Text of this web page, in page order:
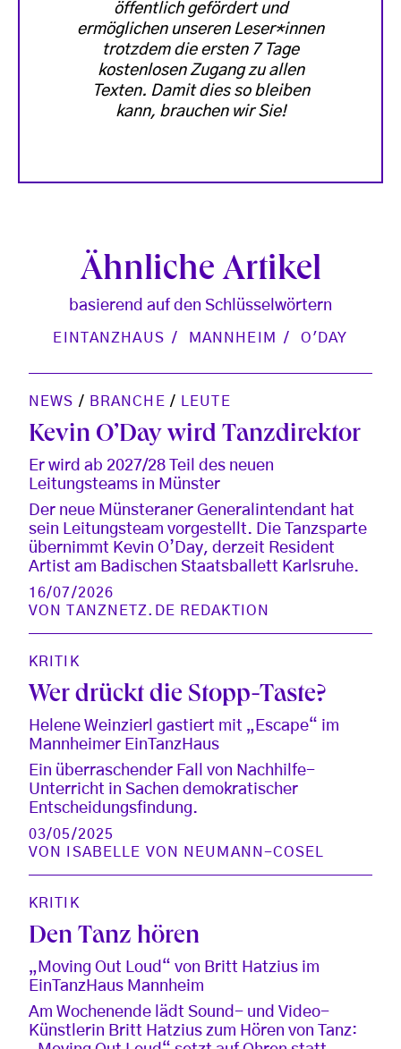
öffentlich gefördert und
ermöglichen unseren Leser*innen
trotzdem die ersten 7 Tage
kostenlosen Zugang zu allen
Texten. Damit dies so bleiben
kann, brauchen wir Sie!
Ähnliche Artikel
basierend auf den Schlüsselwörtern
EINTANZHAUS MANNHEIM O'DAY
NEWS / BRANCHE / LEUTE
Kevin O’Day wird Tanzdirektor
Er wird ab 2027/28 Teil des neuen
Leitungsteams in Münster
Der neue Münsteraner Generalintendant hat
sein Leitungsteam vorgestellt. Die Tanzsparte
übernimmt Kevin O’Day, derzeit Resident
Artist am Badischen Staatsballett Karlsruhe.
16/07/2026
VON
TANZNETZ.DE REDAKTION
KRITIK
Wer drückt die Stopp-Taste?
Helene Weinzierl gastiert mit „Escape“ im
Mannheimer EinTanzHaus
Ein überraschender Fall von Nachhilfe-
Unterricht in Sachen demokratischer
Entscheidungsfindung.
03/05/2025
VON
ISABELLE VON NEUMANN-COSEL
KRITIK
Den Tanz hören
„Moving Out Loud“ von Britt Hatzius im
EinTanzHaus Mannheim
Am Wochenende lädt Sound- und Video-
Künstlerin Britt Hatzius zum Hören von Tanz: